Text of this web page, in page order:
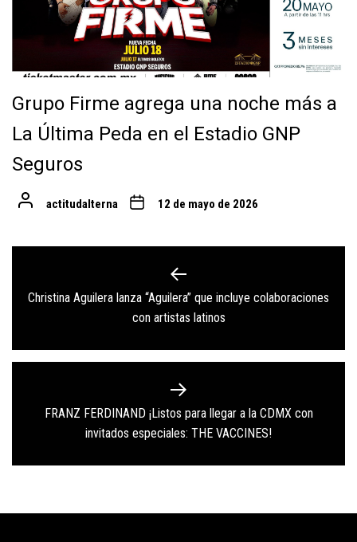
Grupo Firme agrega una noche más a
La Última Peda en el Estadio GNP
Seguros
actitudalterna 12 de mayo de 2026
de
Previous
post:
Christina Aguilera lanza “Aguilera” que incluye colaboraciones
con artistas latinos
Next
post:
FRANZ FERDINAND ¡Listos para llegar a la CDMX con
invitados especiales: THE VACCINES!